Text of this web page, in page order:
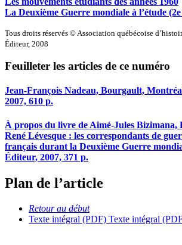
La Deuxième Guerre mondiale à l’étude
Tous droits réservés © Association québécoise
Éditeur, 2008
Feuilleter les articles de ce numéro
Jean-François Nadeau, Bourgault,
2007, 610 p.
À propos du livre de Aimé-Jules Bizimana,
René Lévesque : les correspondants de
français durant la Deuxième Guerre
Éditeur, 2007, 371 p.
Plan de l’article
Retour au début
Texte intégral (PDF) Texte intégral